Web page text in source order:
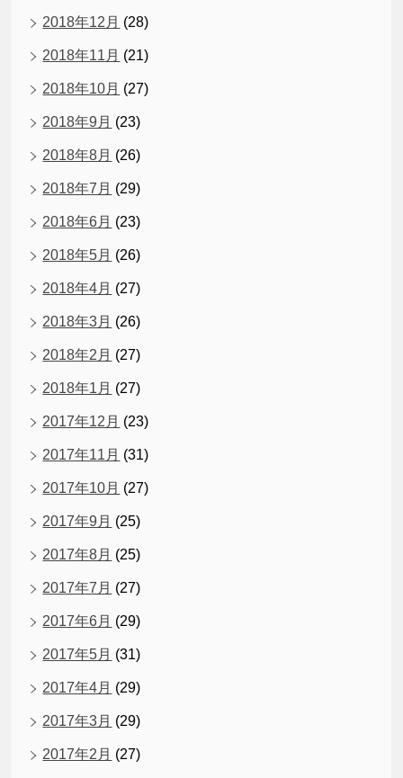
2018年12月 (28)
2018年11月 (21)
2018年10月 (27)
2018年9月 (23)
2018年8月 (26)
2018年7月 (29)
2018年6月 (23)
2018年5月 (26)
2018年4月 (27)
2018年3月 (26)
2018年2月 (27)
2018年1月 (27)
2017年12月 (23)
2017年11月 (31)
2017年10月 (27)
2017年9月 (25)
2017年8月 (25)
2017年7月 (27)
2017年6月 (29)
2017年5月 (31)
2017年4月 (29)
2017年3月 (29)
2017年2月 (27)